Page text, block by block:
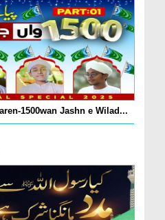
1500wan Jashn e Wilad...